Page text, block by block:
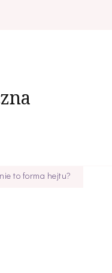
to forma hejtu?